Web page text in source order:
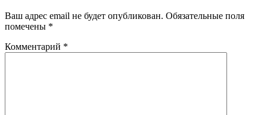
Ваш адрес email не будет опубликован. Обязательные поля
помечены *
Комментарий *